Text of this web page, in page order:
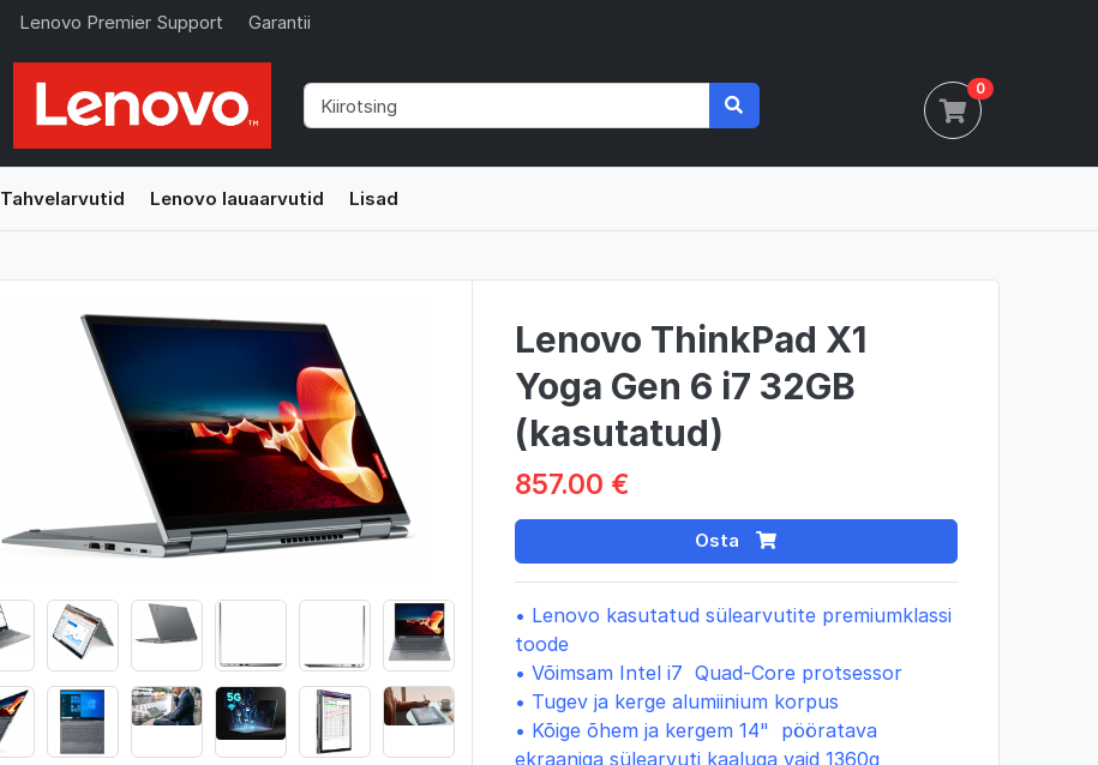
Lenovo Premier Support Garantii
0
Tahvelarvutid Lenovo lauaarvutid Lisad
Lenovo ThinkPad X1
Yoga Gen 6 i7 32GB
(kasutatud)
857.00 €
Osta
• Lenovo kasutatud sülearvutite premiumklassi
toode
• Võimsam Intel i7 Quad-Core protsessor
• Tugev ja kerge alumiinium korpus
• Kõige õhem ja kergem 14" pööratava
ekraaniga sülearvuti kaaluga vaid 1360g